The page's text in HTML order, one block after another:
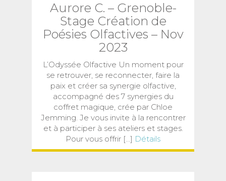
Aurore C. – Grenoble-
Stage Création de
Poésies Olfactives – Nov
2023
L’Odyssée Olfactive Un moment pour
se retrouver, se reconnecter, faire la
paix et créer sa synergie olfactive,
accompagné des 7 synergies du
coffret magique, crée par Chloe
Jemming. Je vous invite à la rencontrer
et à participer à ses ateliers et stages.
Pour vous offrir [...] Détails